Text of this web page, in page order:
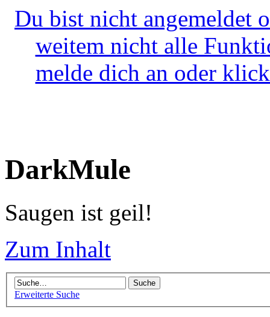
Du bist nicht angemeldet
weitem nicht alle
melde dich an oder
DarkMule
Saugen ist geil!
Zum Inhalt
Erweiterte Suche